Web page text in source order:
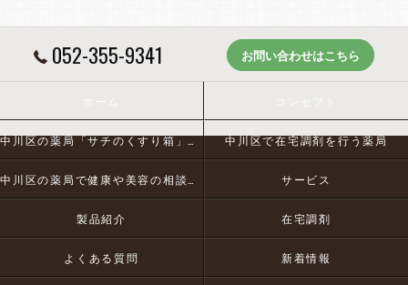
052-355-9341 お問い合わせはこちら
中川区の薬局「サチのくすり箱」とは 中川区で在宅調剤を行う薬局
サービス
製品紹介 在宅調剤
よくある質問 新着情報